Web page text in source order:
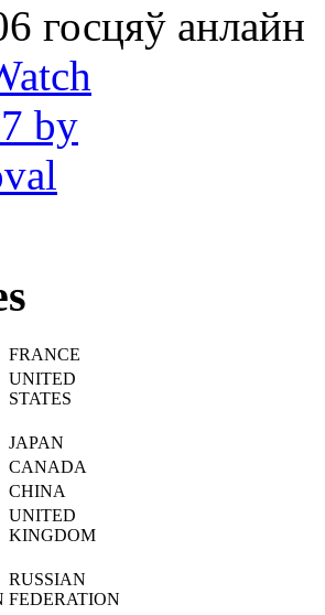
госцяў анлайн
FRANCE
UNITED
STATES
JAPAN
CANADA
CHINA
UNITED
KINGDOM
RUSSIAN
FEDERATION